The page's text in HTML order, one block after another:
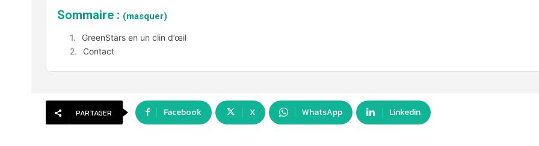
Sommaire : (masquer)
GreenStars en un clin d’œil
Contact
PARTAGER Facebook X WhatsApp Linkedin